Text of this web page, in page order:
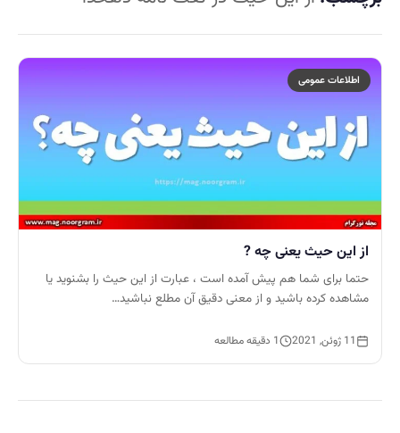
اطلاعات عمومی
از این حیث یعنی چه ?
حتما برای شما هم پیش آمده است ، عبارت از این حیث را بشنوید یا
مشاهده کرده باشید و از معنی دقیق آن مطلع نباشید…
11 ژوئن, 2021 1 دقیقه مطالعه